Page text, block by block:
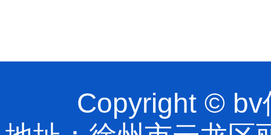
Copyright ©️ bv